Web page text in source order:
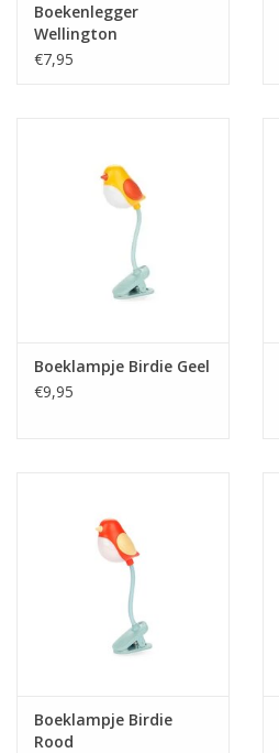
Boekenlegger
Wellington
€7,95
Boeklampje Birdie Geel
€9,95
Boeklampje Birdie
Rood